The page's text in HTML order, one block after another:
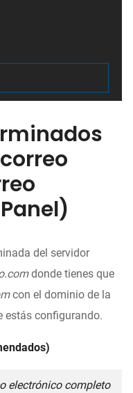
del servidor
donde tienes que
con el dominio de la
estás configurando.
electrónico completo